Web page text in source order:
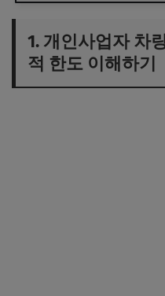
1. 개인사업자 차
적 한도 이해하기